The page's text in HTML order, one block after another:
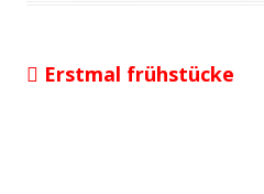
Beitragsnavigation
Vorheriger
Erstmal frühstücke